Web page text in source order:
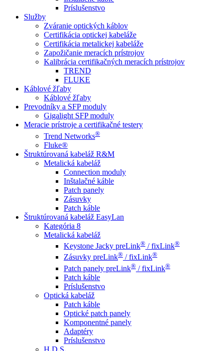
Príslušenstvo
Služby
Zváranie optických káblov
Certifikácia optickej kabeláže
Certifikácia metalickej kabeláže
Zapožičanie meracích prístrojov
Kalibrácia certifikačných meracích prístrojov
TREND
FLUKE
Káblové žľaby
Káblové žľaby
Prevodníky a SFP moduly
Gigalight SFP moduly
Meracie prístroje a certifikačné testery
Trend Networks®
Fluke®
Štruktúrovaná kabeláž R&M
Metalická kabeláž
Connection moduly
Inštalačné káble
Patch panely
Zásuvky
Patch káble
Štruktúrovaná kabeláž EasyLan
Kategória 8
Metalická kabeláž
Keystone Jacky preLink® / fixLink®
Zásuvky preLink® / fixLink®
Patch panely preLink® / fixLink®
Patch káble
Príslušenstvo
Optická kabeláž
Patch káble
Optické patch panely
Komponentné panely
Adaptéry
Príslušenstvo
H.D.S.